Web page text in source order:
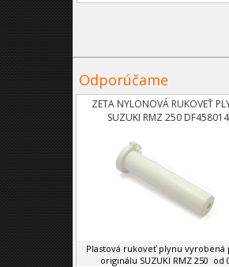
Odporúčame
ZETA NYLONOVÁ RUKOVEŤ
SUZUKI RMZ 250 DF458014
Plastová rukoveť plynu vyrobená
originálu SUZUKI RMZ 250 od